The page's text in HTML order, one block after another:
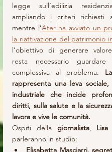
legge sull’edilizia
ampliando i criteri richiesti
mentre l’Ater ha avviato un
la riattivazione del patrimonio
l’obiettivo di generare
resta necessario
complessiva al problema.
rappresenta una leva
industriale che incide
diritti, sulla salute e la
lavora e vive le comunità.
Ospiti della giornalista, Lisa
parleranno in studio:
Elisabetta Masciarri,